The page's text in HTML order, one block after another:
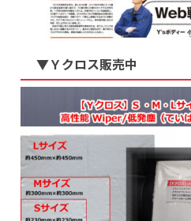
▼Ｙクロス販売中